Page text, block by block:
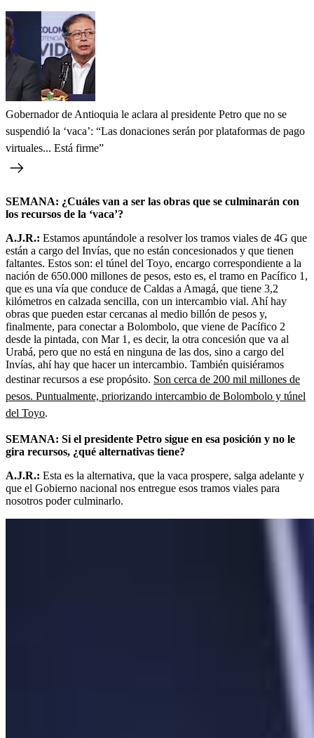
Gobernador de Antioquia le aclara al presidente Petro que no se
suspendió la ‘vaca’: “Las donaciones serán por plataformas de pago
virtuales... Está firme”
SEMANA: ¿Cuáles van a ser las obras que se culminarán con
los recursos de la ‘vaca’?
A.J.R.: Estamos apuntándole a resolver los tramos viales de 4G que
están a cargo del Invías, que no están concesionados y que tienen
faltantes. Estos son: el túnel del Toyo, encargo correspondiente a la
nación de 650.000 millones de pesos, esto es, el tramo en Pacífico 1,
que es una vía que conduce de Caldas a Amagá, que tiene 3,2
kilómetros en calzada sencilla, con un intercambio vial. Ahí hay
obras que pueden estar cercanas al medio billón de pesos y,
finalmente, para conectar a Bolombolo, que viene de Pacífico 2
desde la pintada, con Mar 1, es decir, la otra concesión que va al
Urabá, pero que no está en ninguna de las dos, sino a cargo del
Invías, ahí hay que hacer un intercambio. También quisiéramos
destinar recursos a ese propósito. Son cerca de 200 mil millones de
pesos. Puntualmente, priorizando intercambio de Bolombolo y túnel
del Toyo.
SEMANA: Si el presidente Petro sigue en esa posición y no le
gira recursos, ¿qué alternativas tiene?
A.J.R.: Esta es la alternativa, que la vaca prospere, salga adelante y
que el Gobierno nacional nos entregue esos tramos viales para
nosotros poder culminarlo.